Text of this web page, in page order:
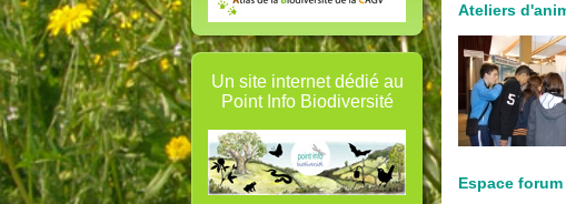
Un site internet dédié au
Point Info Biodiversité
Ateliers
Espace